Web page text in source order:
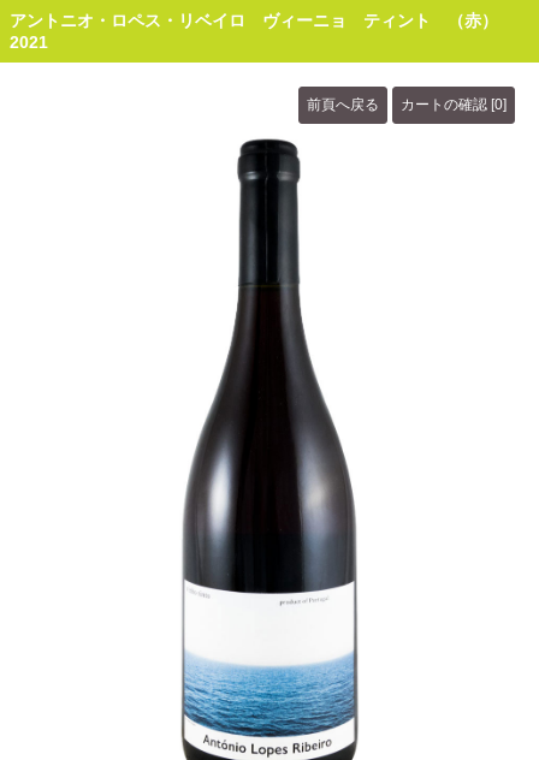
アントニオ・ロペス・リベイロ ヴィーニョ ティント （赤）
2021